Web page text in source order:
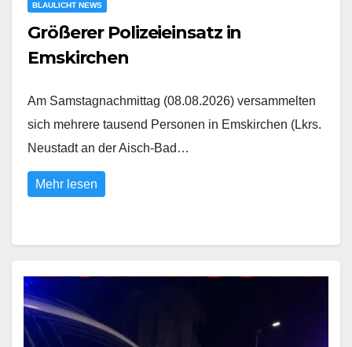
BLAULICHT NEWS
Größerer Polizeieinsatz in
Emskirchen
Am Samstagnachmittag (08.08.2026) versammelten
sich mehrere tausend Personen in Emskirchen (Lkrs.
Neustadt an der Aisch-Bad…
Mehr lesen